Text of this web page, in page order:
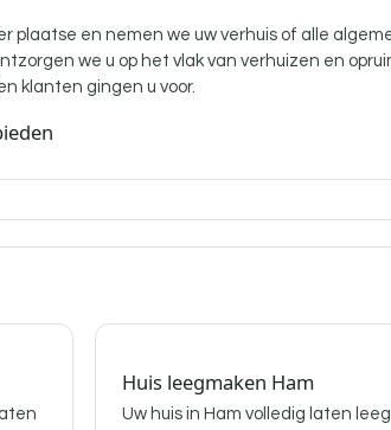
plaatse en nemen we uw verhuis of alle
we u op het vlak van verhuizen en
klanten gingen u voor.
Huis leegmaken Ham
Uw huis in Ham volledig laten